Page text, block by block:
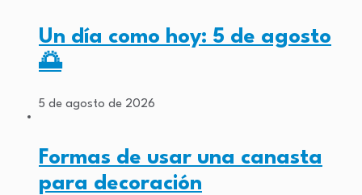
Un día como hoy: 5 de agosto
🌅
5 de agosto de 2026
Formas de usar una canasta
para decoración